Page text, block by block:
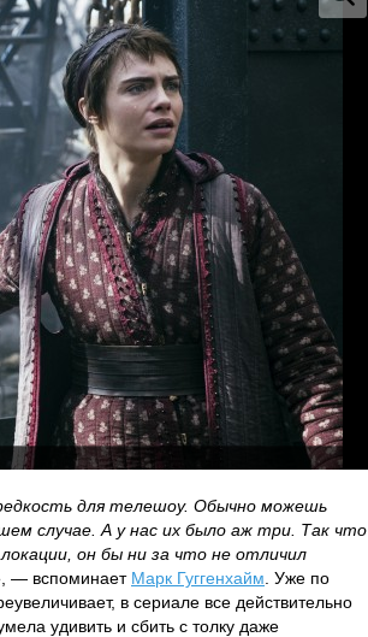
для телешоу. Обычно можешь
случае. А у нас их было аж три. Так что
он бы ни за что не отличил
, — вспоминает Марк Гуггенхайм . Уже по
в сериале все действительно
удивить и сбить с толку даже